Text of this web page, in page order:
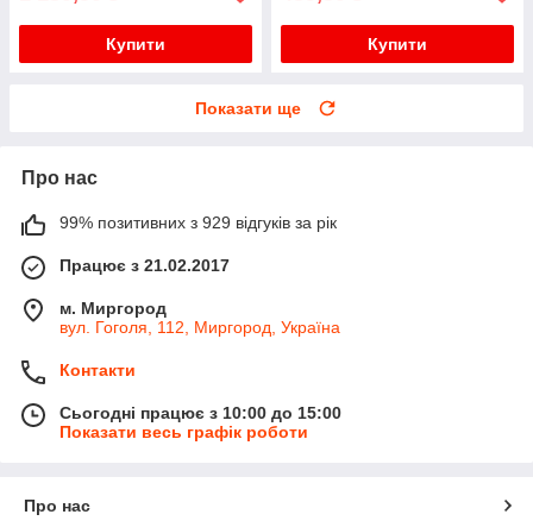
Купити Купити
Показати ще
Про нас
99% позитивних з 929 відгуків за рік
Працює з 21.02.2017
м. Миргород
вул. Гоголя, 112, Миргород, Україна
Контакти
Сьогодні працює з 10:00 до 15:00
Показати весь графік роботи
Про нас